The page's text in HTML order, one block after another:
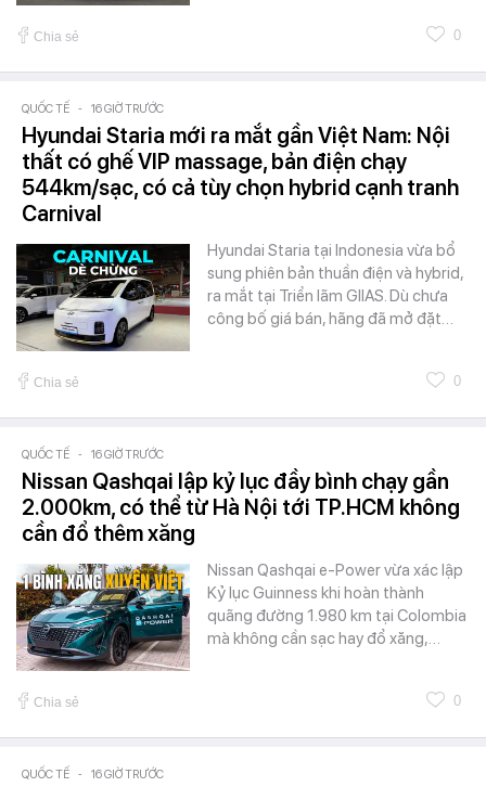
Chia sẻ 0
QUỐC TẾ - 16 GIỜ TRƯỚC
Hyundai Staria mới ra mắt gần Việt Nam: Nội
thất có ghế VIP massage, bản điện chạy
544km/sạc, có cả tùy chọn hybrid cạnh tranh
Carnival
Hyundai Staria tại Indonesia vừa bổ
sung phiên bản thuần điện và hybrid,
ra mắt tại Triển lãm GIIAS. Dù chưa
công bố giá bán, hãng đã mở đặt…
Chia sẻ 0
QUỐC TẾ - 16 GIỜ TRƯỚC
Nissan Qashqai lập kỷ lục đầy bình chạy gần
2.000km, có thể từ Hà Nội tới TP.HCM không
cần đổ thêm xăng
Nissan Qashqai e-Power vừa xác lập
Kỷ lục Guinness khi hoàn thành
quãng đường 1.980 km tại Colombia
mà không cần sạc hay đổ xăng,…
Chia sẻ 0
QUỐC TẾ - 16 GIỜ TRƯỚC